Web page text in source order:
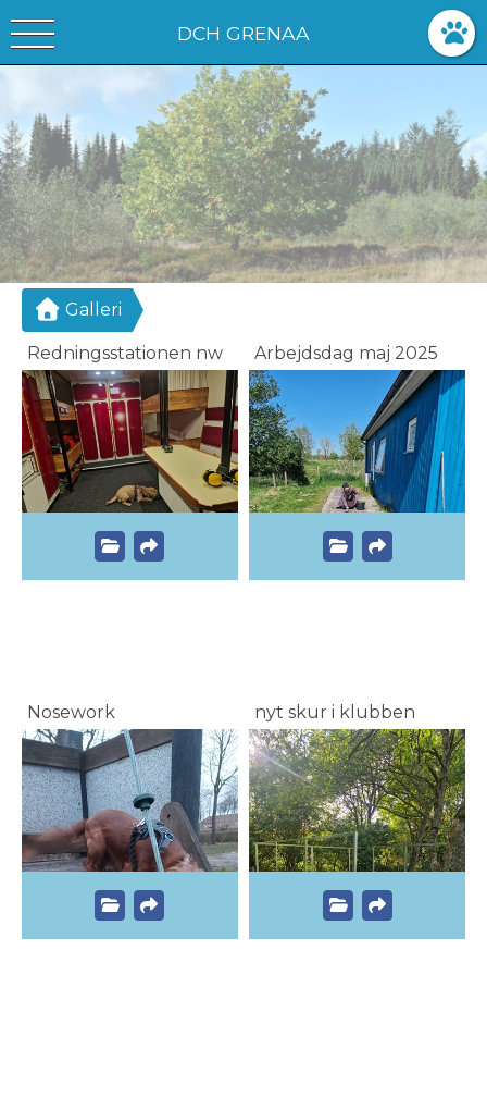
DCH GRENAA
Galleri
Redningsstationen nw Arbejdsdag maj 2025
Nosework nyt skur i klubben